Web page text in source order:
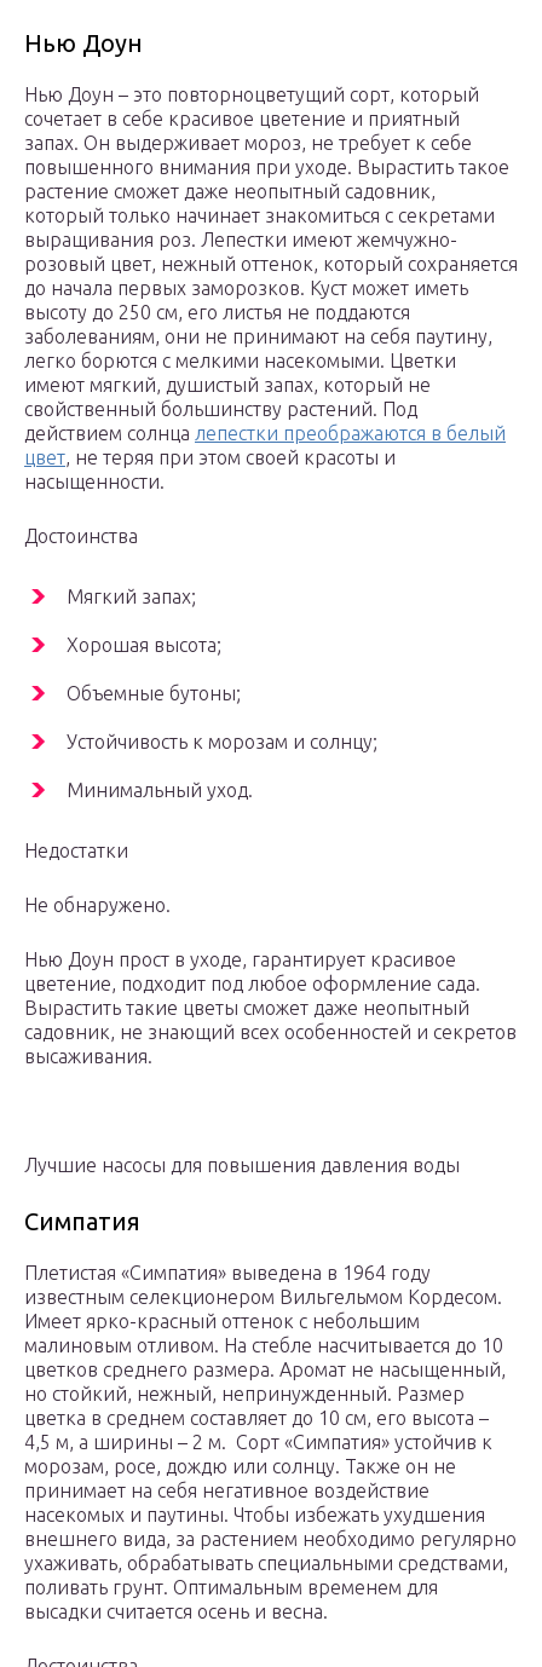
Нью Доун
Нью Доун – это повторноцветущий сорт, который
сочетает в себе красивое цветение и приятный
запах. Он выдерживает мороз, не требует к себе
повышенного внимания при уходе. Вырастить такое
растение сможет даже неопытный садовник,
который только начинает знакомиться с секретами
выращивания роз. Лепестки имеют жемчужно-
розовый цвет, нежный оттенок, который сохраняется
до начала первых заморозков. Куст может иметь
высоту до 250 см, его листья не поддаются
заболеваниям, они не принимают на себя паутину,
легко борются с мелкими насекомыми. Цветки
имеют мягкий, душистый запах, который не
свойственный большинству растений. Под
действием солнца лепестки преображаются в белый
цвет, не теряя при этом своей красоты и
насыщенности.
Достоинства
Мягкий запах;
Хорошая высота;
Объемные бутоны;
Устойчивость к морозам и солнцу;
Минимальный уход.
Недостатки
Не обнаружено.
Нью Доун прост в уходе, гарантирует красивое
цветение, подходит под любое оформление сада.
Вырастить такие цветы сможет даже неопытный
садовник, не знающий всех особенностей и секретов
высаживания.
Лучшие насосы для повышения давления воды
Симпатия
Плетистая «Симпатия» выведена в 1964 году
известным селекционером Вильгельмом Кордесом.
Имеет ярко-красный оттенок с небольшим
малиновым отливом. На стебле насчитывается до 10
цветков среднего размера. Аромат не насыщенный,
но стойкий, нежный, непринужденный. Размер
цветка в среднем составляет до 10 см, его высота –
4,5 м, а ширины – 2 м. Сорт «Симпатия» устойчив к
морозам, росе, дождю или солнцу. Также он не
принимает на себя негативное воздействие
насекомых и паутины. Чтобы избежать ухудшения
внешнего вида, за растением необходимо регулярно
ухаживать, обрабатывать специальными средствами,
поливать грунт. Оптимальным временем для
высадки считается осень и весна.